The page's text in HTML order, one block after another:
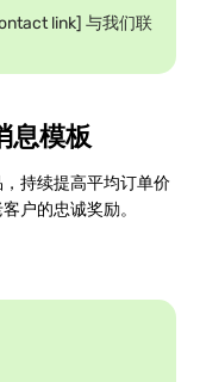
link] 与我们联
息模板
持续提高平均订单价
户的忠诚奖励。